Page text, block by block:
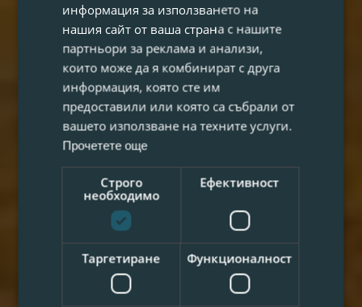
информация за използването на
нашия сайт от ваша страна с нашите
партньори за реклама и анализи,
които може да я комбинират с друга
информация, която сте им
предоставили или която са събрали от
вашето използване на техните услуги.
Прочетете още
Строго
необходимо
Ефективност
Таргетиране Функционалност